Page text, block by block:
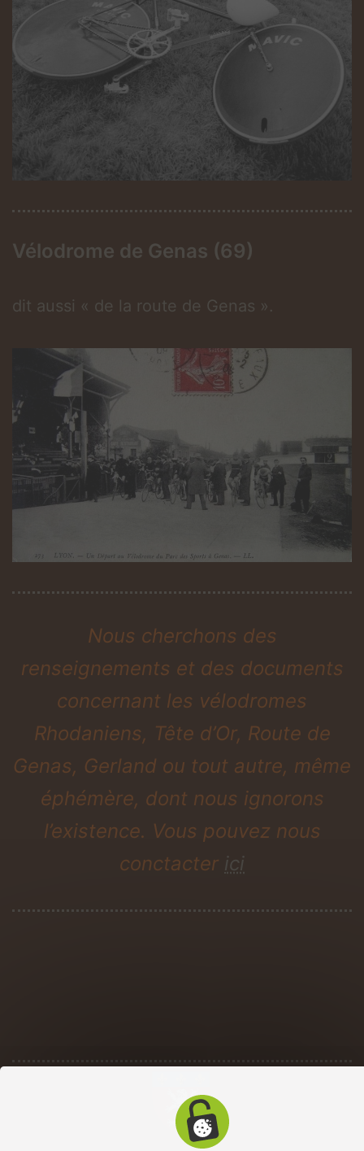
Vélodrome de Genas (69)
dit aussi « de la route de Genas ».
Nous cherchons des
renseignements et des documents
concernant les vélodromes
Rhodaniens, Tête d’Or, Route de
Genas, Gerland ou tout autre, même
éphémère, dont nous ignorons
l’existence. Vous pouvez nous
conctacter ici